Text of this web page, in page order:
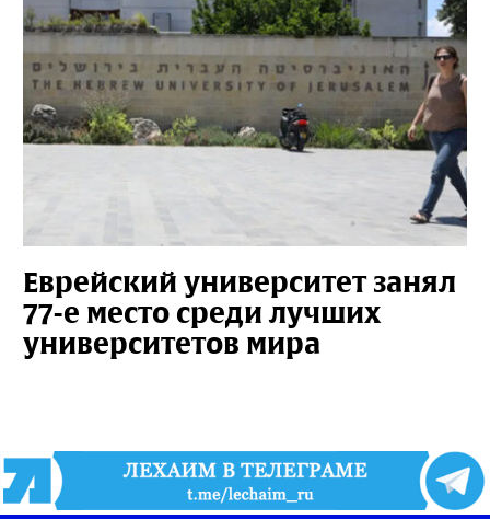
Еврейский университет занял
77-е место среди лучших
университетов мира